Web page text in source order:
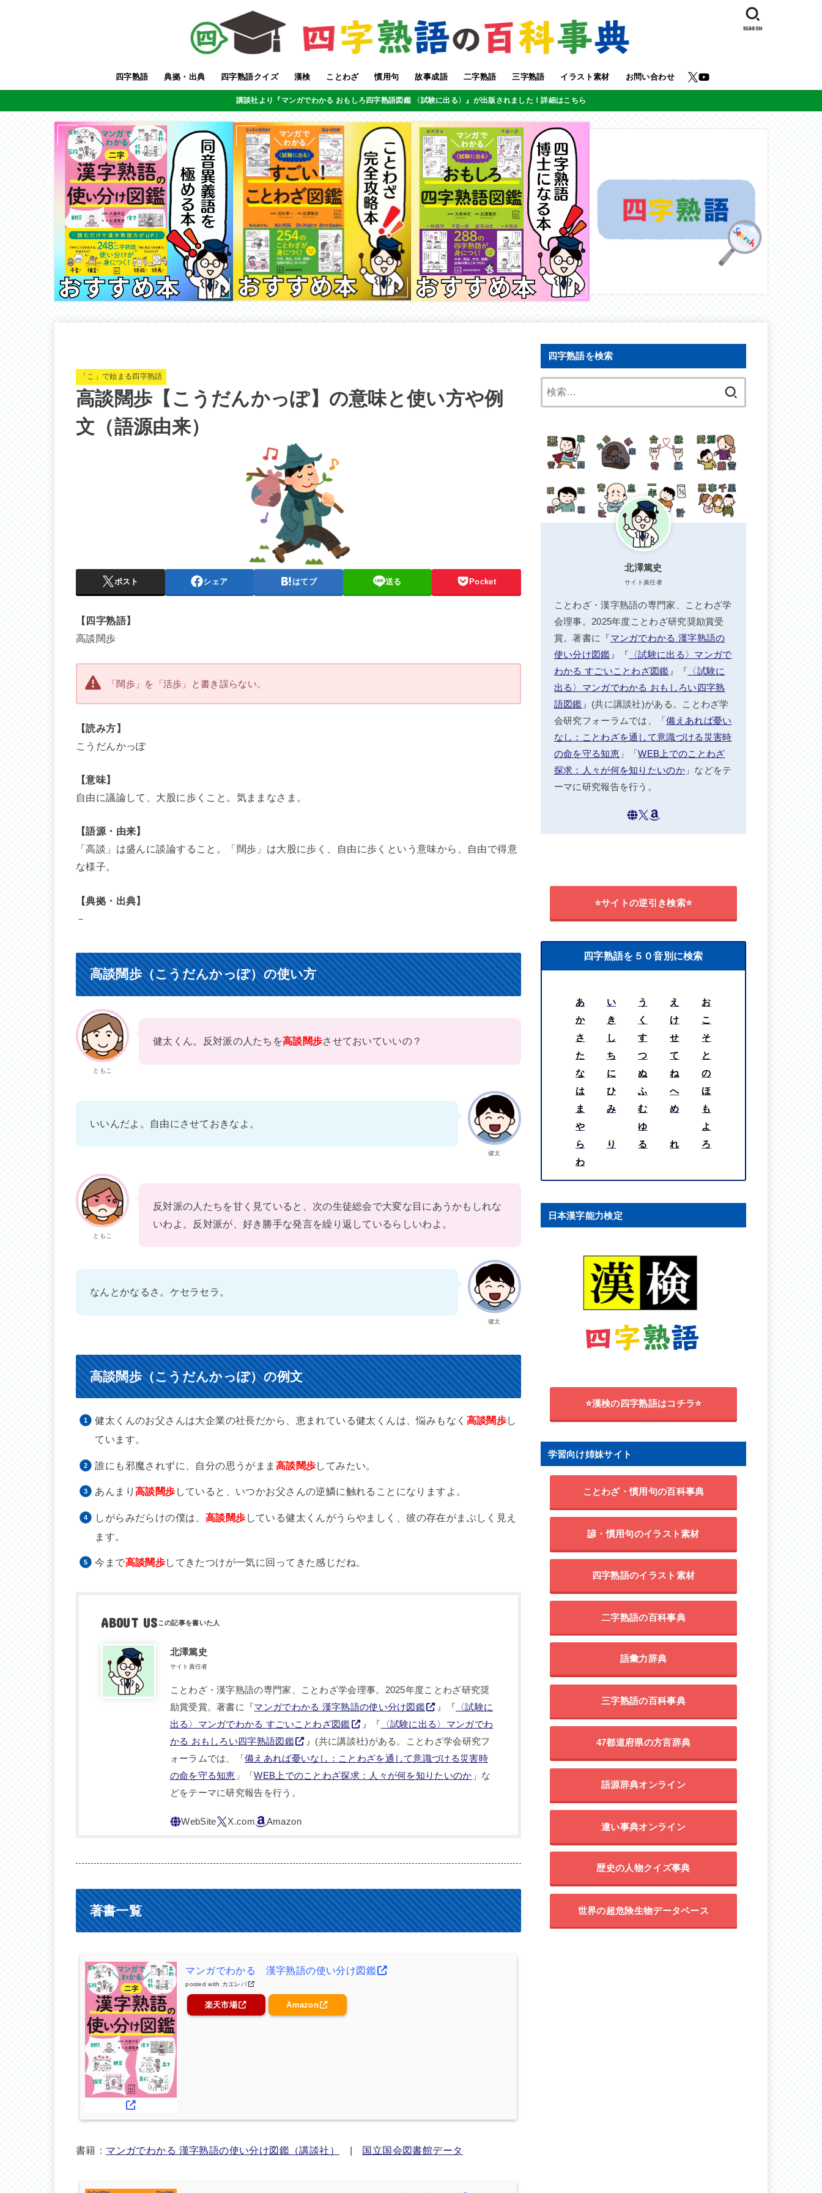
四字熟語 典拠・出典 四字熟語クイズ 漢検 ことわざ 慣用句 故事成語 二字熟語 三字熟語 イラスト素材 お問い合わせ
SEARCH
講談社より『マンガでわかる おもしろ四字熟語図鑑 〈試験に出る〉』が出版されました！詳細はこちら
「こ」で始まる四字熟語
高談闊歩【こうだんかっぽ】の意味と使い方や例
文（語源由来）
ポスト シェア はてブ 送る Pocket
【四字熟語】
高談闊歩
「闊歩」を「活歩」と書き誤らない。
【読み方】
こうだんかっぽ
【意味】
自由に議論して、大股に歩くこと。気ままなさま。
【語源・由来】
「高談」は盛んに談論すること。「闊歩」は大股に歩く、自由に歩くという意味から、自由で得意
な様子。
【典拠・出典】
－
高談闊歩（こうだんかっぽ）の使い方
ともこ
健太くん。反対派の人たちを高談闊歩させておいていいの？
健太
いいんだよ。自由にさせておきなよ。
ともこ
反対派の人たちを甘く見ていると、次の生徒総会で大変な目にあうかもしれな
いわよ。反対派が、好き勝手な発言を繰り返しているらしいわよ。
健太
なんとかなるさ。ケセラセラ。
高談闊歩（こうだんかっぽ）の例文
健太くんのお父さんは大企業の社長だから、恵まれている健太くんは、悩みもなく 高談闊歩し
ています。
誰にも邪魔されずに、自分の思うがまま 高談闊歩してみたい。
あんまり 高談闊歩 していると、いつかお父さんの逆鱗に触れることになりますよ。
しがらみだらけの僕は、 高談闊歩 している健太くんがうらやましく、彼の存在がまぶしく見え
ます。
今まで高談闊歩してきたつけが一気に回ってきた感じだね。
ABOUT US
北澤篤史
サイト責任者
ことわざ・漢字熟語の専門家、ことわざ学会理事。2025年度ことわざ研究奨
励賞受賞。著書に『マンガでわかる 漢字熟語の使い分け図鑑 』『 〈試験に
出る〉マンガでわかる すごいことわざ図鑑
』『 〈試験に出る〉マンガでわ
かる おもしろい四字熟語図鑑
』(共に講談社)がある。ことわざ学会研究フ
ォーラムでは、「備えあれば憂いなし：ことわざを通して意識づける災害時
の命を守る知恵 」「WEB上でのことわざ探求：人々が何を知りたいのか 」な
どをテーマに研究報告を行う。
著書一覧
マンガでわかる 漢字熟語の使い分け図鑑
posted with カエレバ
楽天市場 Amazon
書籍： マンガでわかる 漢字熟語の使い分け図鑑（講談社） | 国立国会図書館データ
四字熟語を検索
北澤篤史
サイト責任者
ことわざ・漢字熟語の専門家、ことわざ学
会理事。2025年度ことわざ研究奨励賞受
賞。著書に『マンガでわかる 漢字熟語の
使い分け図鑑 』『 〈試験に出る〉マンガで
わかる すごいことわざ図鑑 』『 〈試験に
出る〉マンガでわかる おもしろい四字熟
語図鑑 』(共に講談社)がある。ことわざ学
会研究フォーラムでは、「備えあれば憂い
なし：ことわざを通して意識づける災害時
の命を守る知恵」「WEB上でのことわざ
探求：人々が何を知りたいのか」などをテ
ーマに研究報告を行う。
⭐サイトの逆引き検索⭐
四字熟語を５０音別に検索
あ い う え
お
か
き く け
こ
さ
し す せ
そ
た
ち つ て
と
な
に ぬ ね
の
は
ひ ふ へ
ほ
ま
み む め
も
や
ゆ
よ
ら
り る れ
ろ
わ
日本漢字能力検定
⭐漢検の四字熟語はコチラ⭐
学習向け姉妹サイト
ことわざ・慣用句の百科事典
諺・慣用句のイラスト素材
四字熟語のイラスト素材
二字熟語の百科事典
語彙力辞典
三字熟語の百科事典
47都道府県の方言辞典
語源辞典オンライン
違い事典オンライン
歴史の人物クイズ事典
世界の超危険生物データベース